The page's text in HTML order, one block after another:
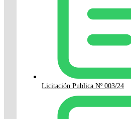
Licitación Publica Nº 003/24